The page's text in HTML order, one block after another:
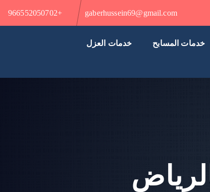
gaberhussein69@gmail.com
+966552050702
خدمات المسابح
خدمات العزل